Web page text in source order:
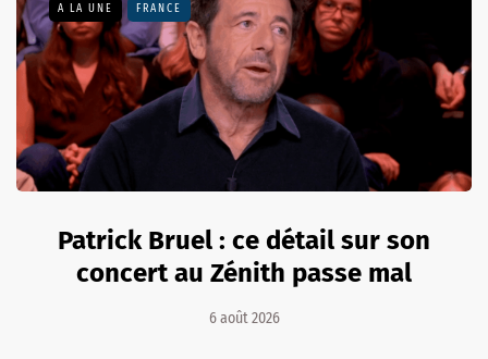
A LA UNE FRANCE
Patrick Bruel : ce détail sur son
concert au Zénith passe mal
6 août 2026